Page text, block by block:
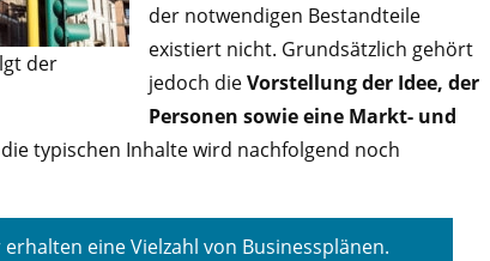
der
der notwendigen Bestandteile
existiert nicht. Grundsätzlich gehört
jedoch dieVorstellung der Idee, der
Personen sowie eine Markt- und
typischen Inhalte wird nachfolgend noch
eine Vielzahl von Businessplänen.